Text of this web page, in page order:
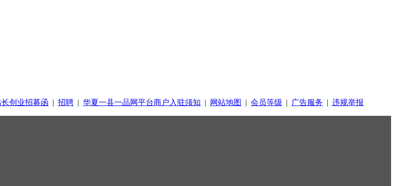
创业招募函 | 招聘 | 华夏一县一品网平台商户入驻须知 | 网站地图 | 会员等级 | 广告服务 | 违规举报